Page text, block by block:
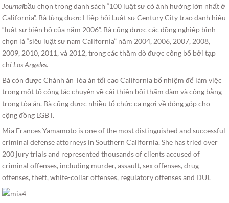
Journalbầu chọn trong danh sách “100 luật sư có ảnh hưởng lớn nhất ở
California”. Bà từng được Hiệp hội Luật sư Century City trao danh hiệu
“luật sư biện hộ của năm 2006”. Bà cũng được các đồng nghiệp bình
chọn là “siêu luật sư nam California” năm 2004, 2006, 2007, 2008,
2009, 2010, 2011, và 2012, trong các thăm dò được công bố bởi tạp
chí Los Angeles.
Bà còn được Chánh án Tòa án tối cao California bổ nhiệm để làm việc
trong một tổ công tác chuyên về cải thiện bồi thẩm đàm và công bằng
trong tòa án. Bà cũng được nhiều tổ chức ca ngợi về đóng góp cho
cộng đồng LGBT.
Mia Frances Yamamoto is one of the most distinguished and successful
criminal defense attorneys in Southern California. She has tried over
200 jury trials and represented thousands of clients accused of
criminal offenses, including murder, assault, sex offenses, drug
offenses, theft, white-collar offenses, regulatory offenses and DUI.